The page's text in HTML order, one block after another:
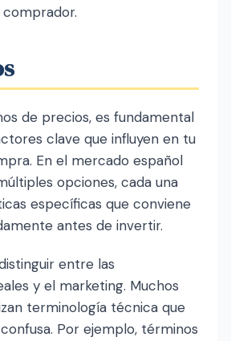
de precios, es fundamental
clave que influyen en tu
En el mercado español
opciones, cada una
específicas que conviene
antes de invertir.
entre las
y el marketing. Muchos
terminología técnica que
Por ejemplo, términos